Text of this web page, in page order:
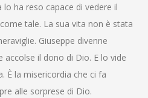
ha reso capace di vedere il
tale. La sua vita non è stata
Giuseppe divenne
accolse il dono di Dio. E lo vide
È la misericordia che ci fa
alle sorprese di Dio.